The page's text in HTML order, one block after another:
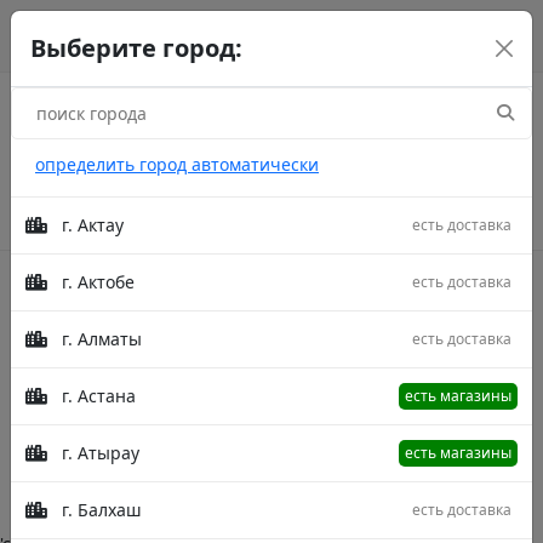
Выберите город:
определить город автоматически
г. Актау есть доставка
г. Актобе есть доставка
г. Алматы есть доставка
г. Астана есть магазины
г. Атырау есть магазины
г. Балхаш есть доставка